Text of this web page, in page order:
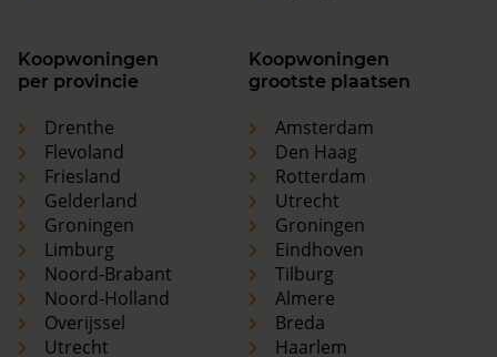
Koopwoningen
per provincie
Drenthe
Flevoland
Friesland
Gelderland
Groningen
Limburg
Noord-Brabant
Noord-Holland
Overijssel
Utrecht
Koopwoningen
grootste plaatsen
Amsterdam
Den Haag
Rotterdam
Utrecht
Groningen
Eindhoven
Tilburg
Almere
Breda
Haarlem